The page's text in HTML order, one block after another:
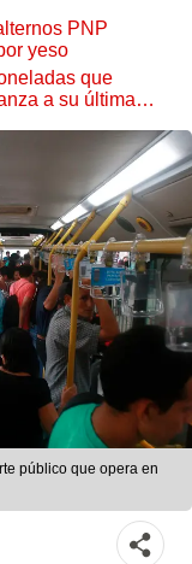
PNP
yeso
que
a su última
público que opera en